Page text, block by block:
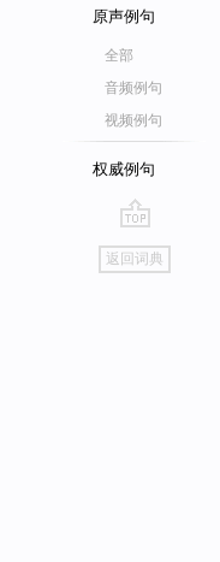
原声例句
全部
音频例句
视频例句
权威例句
go
top
返回词典